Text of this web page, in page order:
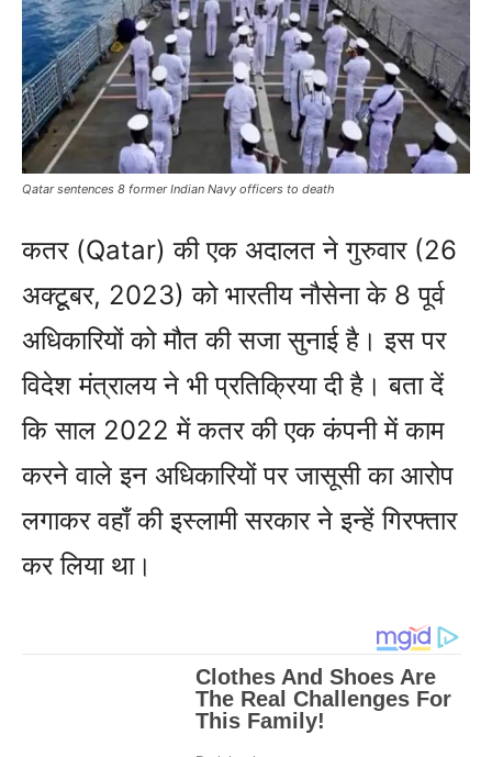
Qatar sentences 8 former Indian Navy officers to death
कतर (Qatar) की एक अदालत ने गुरुवार (26
अक्टूूबर, 2023) को भारतीय नौसेना के 8 पूर्व
अधिकारियों को मौत की सजा सुनाई है। इस पर
विदेश मंत्रालय ने भी प्रतिक्रिया दी है। बता दें
कि साल 2022 में कतर की एक कंपनी में काम
करने वाले इन अधिकारियों पर जासूसी का आरोप
लगाकर वहाँ की इस्लामी सरकार ने इन्हें गिरफ्तार
कर लिया था।